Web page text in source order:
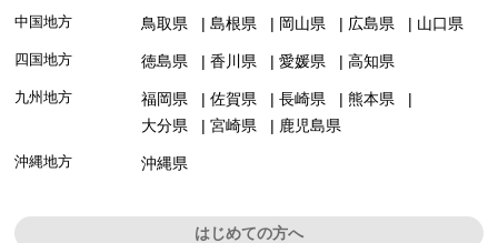
中国地方 鳥取県 島根県 岡山県 広島県 山口県
四国地方 徳島県 香川県 愛媛県 高知県
九州地方 福岡県 佐賀県 長崎県
熊本県
大分県
宮崎県 鹿児島県
沖縄地方 沖縄県
はじめての方へ